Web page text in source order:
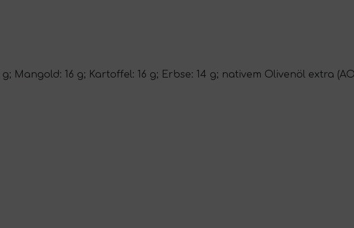
g; Mangold: 16 g; Kartoffel: 16 g; Erbse: 14 g; nativem Olivenöl extra